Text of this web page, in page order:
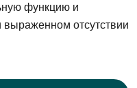
функцию и
отсутствии